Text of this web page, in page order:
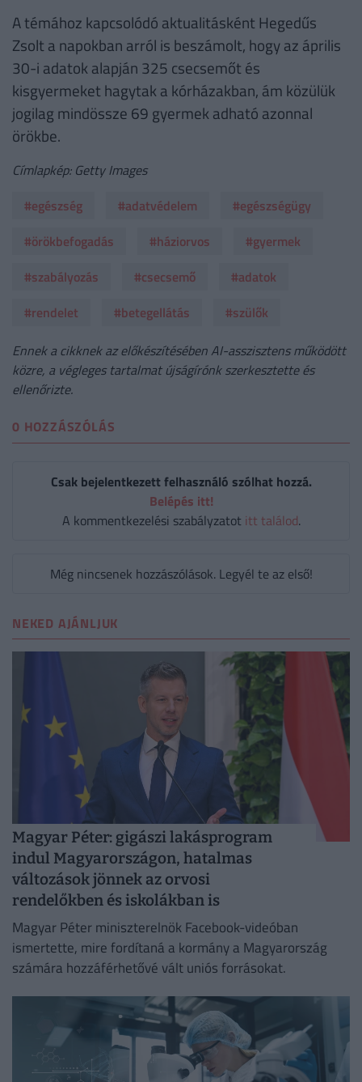
A témához kapcsolódó aktualitásként Hegedűs
Zsolt a napokban arról is beszámolt, hogy az április
30-i adatok alapján 325 csecsemőt és
kisgyermeket hagytak a kórházakban, ám közülük
jogilag mindössze 69 gyermek adható azonnal
örökbe.
Címlapkép: Getty Images
#egészség
#adatvédelem
#egészségügy
#örökbefogadás
#háziorvos
#gyermek
#szabályozás
#csecsemő
#adatok
#rendelet
#betegellátás
#szülők
Ennek a cikknek az előkészítésében AI-asszisztens működött
közre, a végleges tartalmat újságírónk szerkesztette és
ellenőrizte.
0 HOZZÁSZÓLÁS
Csak bejelentkezett felhasználó szólhat hozzá.
Belépés itt!
A kommentkezelési szabályzatot itt találod.
Még nincsenek hozzászólások. Legyél te az első!
NEKED AJÁNLJUK
Magyar Péter: gigászi lakásprogram
indul Magyarországon, hatalmas
változások jönnek az orvosi
rendelőkben és iskolákban is
Magyar Péter miniszterelnök Facebook-videóban
ismertette, mire fordítaná a kormány a Magyarország
számára hozzáférhetővé vált uniós forrásokat.